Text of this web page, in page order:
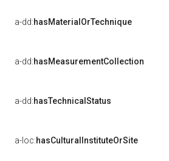
a-dd:hasMaterialOrTechnique
a-dd:hasMeasurementCollection
a-dd:hasTechnicalStatus
a-loc:hasCulturalInstituteOrSite